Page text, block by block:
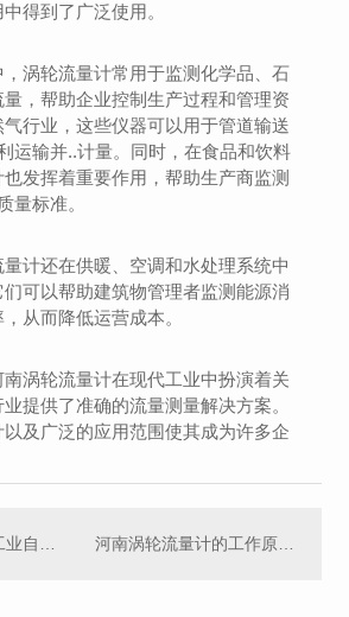
得到了广泛使用。
涡轮流量计常用于监测化学品、石
，帮助企业控制生产过程和管理资
行业，这些仪器可以用于管道输送
运输并..计量。同时，在食品和饮料
发挥着重要作用，帮助生产商监测
量标准。
计还在供暖、空调和水处理系统中
可以帮助建筑物管理者监测能源消
从而降低运营成本。
涡轮流量计在现代工业中扮演着关
提供了准确的流量测量解决方案。
及广泛的应用范围使其成为许多企